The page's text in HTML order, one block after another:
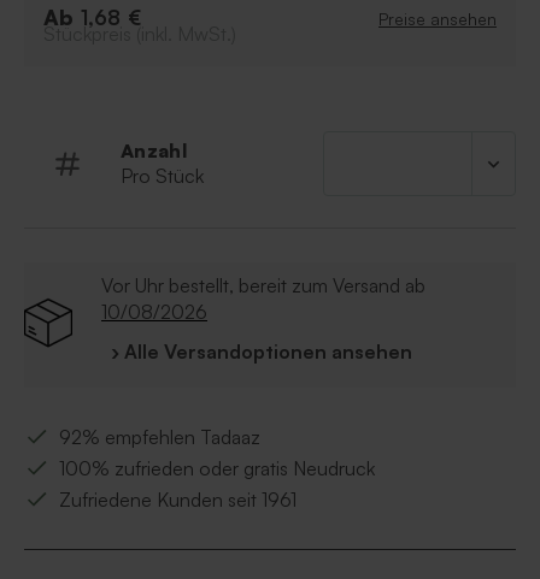
Höhe: 12 cm
Ab 1,68 € Preise ansehen
Anzahl
Pro Stück
Vor Uhr bestellt, bereit zum Versand ab
10/08/2026
› Alle Versandoptionen ansehen
92% empfehlen Tadaaz
100% zufrieden oder gratis Neudruck
Zufriedene Kunden seit 1961